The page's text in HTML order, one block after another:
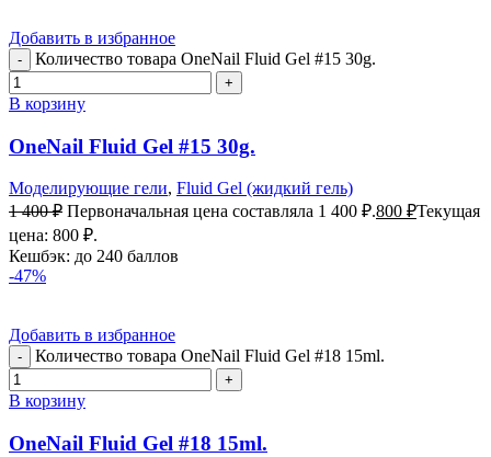
Добавить в избранное
Количество товара OneNail Fluid Gel #15 30g.
В корзину
OneNail Fluid Gel #15 30g.
Моделирующие гели, Fluid Gel (жидкий гель)
1 400₽ Первоначальная цена составляла 1 400 ₽.800 ₽Текущая
цена: 800 ₽.
Кешбэк: до 240 баллов
-47%
Добавить в избранное
Количество товара OneNail Fluid Gel #18 15ml.
В корзину
OneNail Fluid Gel #18 15ml.